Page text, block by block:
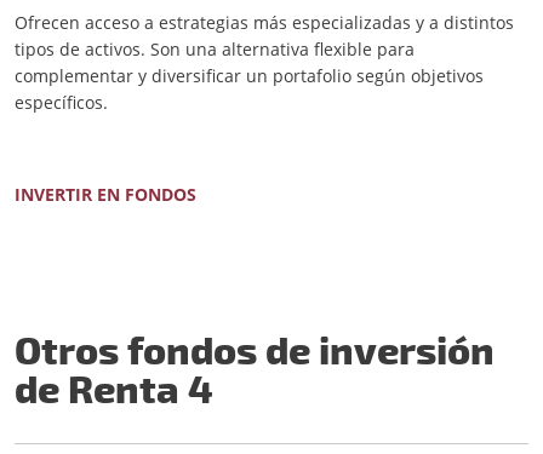
Ofrecen acceso a estrategias más especializadas y a distintos
tipos de activos. Son una alternativa flexible para
complementar y diversificar un portafolio según objetivos
específicos.
INVERTIR EN FONDOS
Otros fondos de inversión
de Renta 4